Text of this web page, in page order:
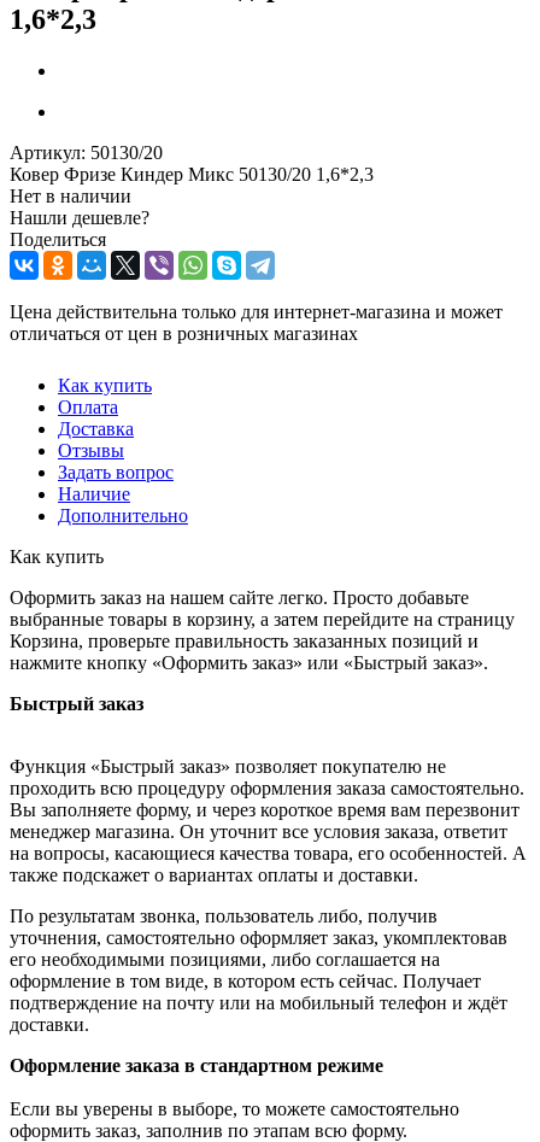
1,6*2,3
Артикул: 50130/20
Ковер Фризе Киндер Микс 50130/20 1,6*2,3
Нет в наличии
Нашли дешевле?
Поделиться
Цена действительна только для интернет-магазина и может
отличаться от цен в розничных магазинах
Как купить
Оплата
Доставка
Отзывы
Задать вопрос
Наличие
Дополнительно
Как купить
Оформить заказ на нашем сайте легко. Просто добавьте
выбранные товары в корзину, а затем перейдите на страницу
Корзина, проверьте правильность заказанных позиций и
нажмите кнопку «Оформить заказ» или «Быстрый заказ».
Быстрый заказ
Функция «Быстрый заказ» позволяет покупателю не
проходить всю процедуру оформления заказа самостоятельно.
Вы заполняете форму, и через короткое время вам перезвонит
менеджер магазина. Он уточнит все условия заказа, ответит
на вопросы, касающиеся качества товара, его особенностей. А
также подскажет о вариантах оплаты и доставки.
По результатам звонка, пользователь либо, получив
уточнения, самостоятельно оформляет заказ, укомплектовав
его необходимыми позициями, либо соглашается на
оформление в том виде, в котором есть сейчас. Получает
подтверждение на почту или на мобильный телефон и ждёт
доставки.
Оформление заказа в стандартном режиме
Если вы уверены в выборе, то можете самостоятельно
оформить заказ, заполнив по этапам всю форму.